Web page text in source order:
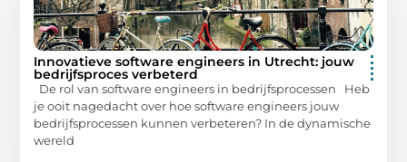
Innovatieve software engineers in Utrecht: jouw
bedrijfsproces verbeterd
De rol van software engineers in bedrijfsprocessen Heb
je ooit nagedacht over hoe software engineers jouw
bedrijfsprocessen kunnen verbeteren? In de dynamische
wereld